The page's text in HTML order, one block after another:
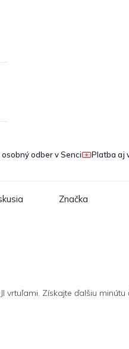
osobný odber v Senci Platba aj
Značka
Získajte ďalšiu